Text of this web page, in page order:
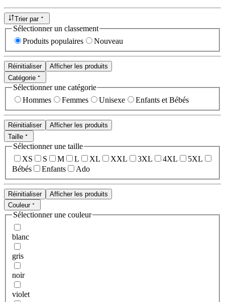
Trier par
Sélectionner un classement
Produits populaires
Nouveau
Réinitialiser
Afficher les produits
Catégorie
Sélectionner une catégorie
Hommes
Femmes Unisexe Enfants et Bébés
Réinitialiser
Afficher les produits
Taille
Sélectionner une taille
XS
S M L XL XXL 3XL 4XL
5XL
Bébés
Enfants Ado
Réinitialiser
Afficher les produits
Couleur
Sélectionner une couleur
blanc
gris
noir
violet